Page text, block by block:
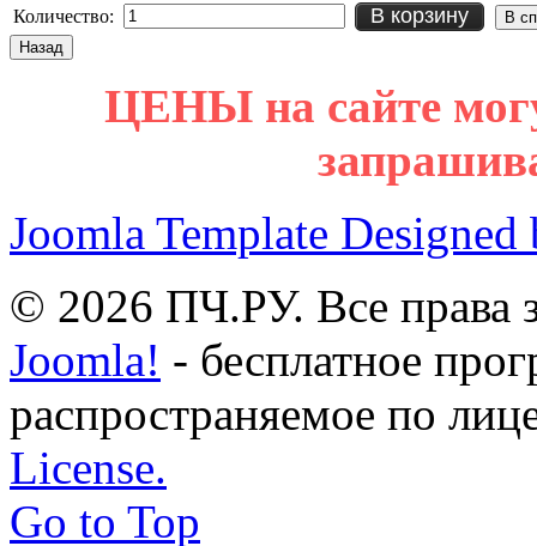
Количество: В корзину
ЦЕНЫ на сайте
Joomla Template Designed
© 2026 ПЧ.РУ. Все права
Joomla! - бесплатное
распространяемое по
License.
Go to Top